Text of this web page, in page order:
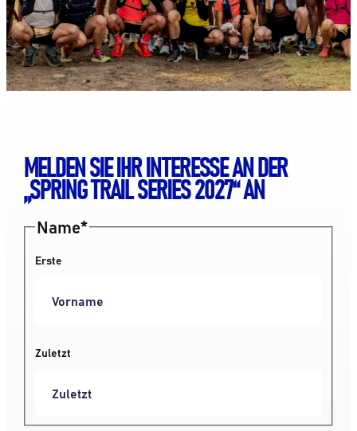
MELDEN SIE IHR INTERESSE AN DER
„SPRING TRAIL SERIES 2027“ AN
Name*
Erste
Zuletzt